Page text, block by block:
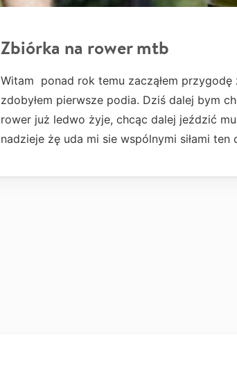
Zbiórka na rower mtb
Witam ponad rok temu zacząłem
zdobyłem pierwsze podia. Dziś dalej bym
rower już ledwo żyje, chcąc dalej jeździć
nadzieje żę uda mi sie wspólnymi siłami